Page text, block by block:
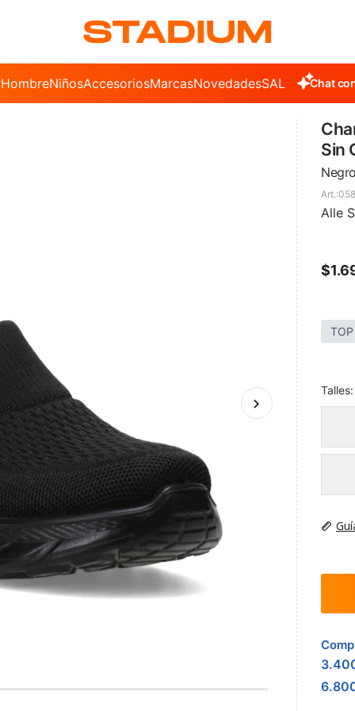
HombreNiñosAccesoriosMarcasNovedadesSALE Chat
Sin
Alle
$
Talles: